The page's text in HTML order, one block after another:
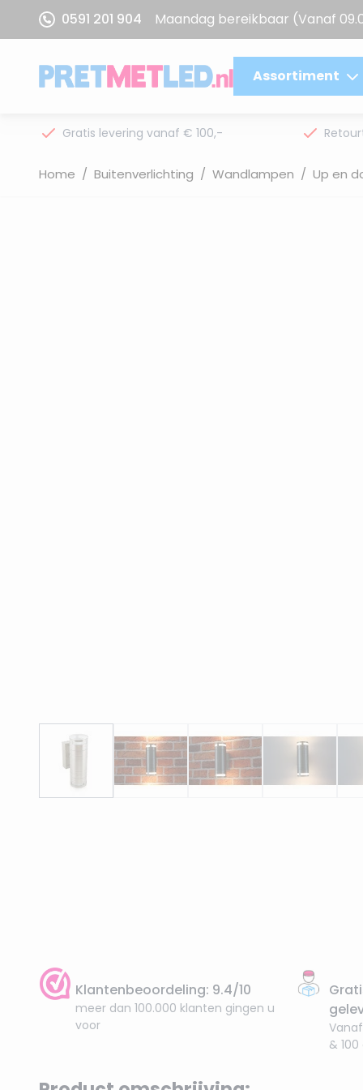
Ga naar de inhoud
0591 201 904 Maandag bereikbaar (Vanaf
Assortiment
Gratis levering vanaf € 100,-
Home / Buitenverlichting / Wandlampen / Up en
Klantenbeoordeling: 9.4/10
meer dan 100.000 klanten gingen u
voor
Vanaf
&